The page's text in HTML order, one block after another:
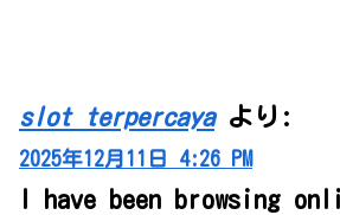
slot terpercaya より:
2025年12月11日 4:26 PM
I have been browsing